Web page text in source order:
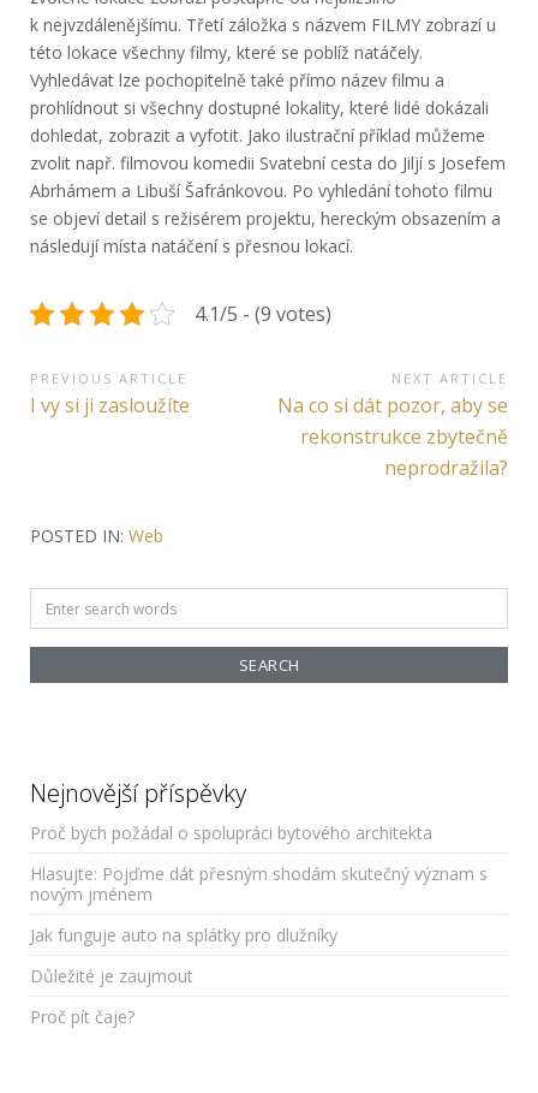
k nejvzdálenějšímu. Třetí záložka s názvem FILMY zobrazí u
této lokace všechny filmy, které se poblíž natáčely.
Vyhledávat lze pochopitelně také přímo název filmu a
prohlídnout si všechny dostupné lokality, které lidé dokázali
dohledat, zobrazit a vyfotit. Jako ilustrační příklad můžeme
zvolit např. filmovou komedii Svatební cesta do Jiljí s Josefem
Abrhámem a Libuší Šafránkovou. Po vyhledání tohoto filmu
se objeví detail s režisérem projektu, hereckým obsazením a
následují místa natáčení s přesnou lokací.
4.1/5 - (9 votes)
Navigace
pro
PREVIOUS ARTICLE
Previous
I vy si ji zasloužíte
NEXT ARTICLE
Next
Article:
Na co si dát pozor, aby se
rekonstrukce zbytečně
neprodražila?
POSTED IN: Web
Search
for:
Nejnovější příspěvky
Proč bych požádal o spolupráci bytového architekta
Hlasujte: Pojďme dát přesným shodám skutečný význam s
novým jménem
Jak funguje auto na splátky pro dlužníky
Důležité je zaujmout
Proč pít čaje?